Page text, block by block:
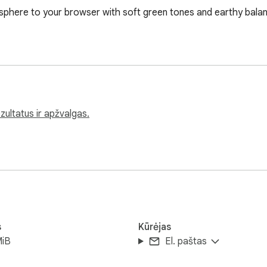
to your browser with soft green tones and earthy
ir apžvalgas.
Kūrėjas
El. paštas